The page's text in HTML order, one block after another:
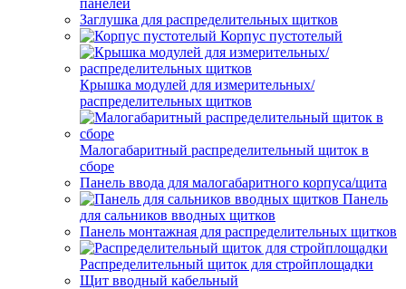
панелей
Заглушка для распределительных щитков
Корпус пустотелый
Крышка модулей для измерительных/
распределительных щитков
Малогабаритный распределительный щиток в
сборе
Панель ввода для малогабаритного корпуса/щита
Панель
для сальников вводных щитков
Панель монтажная для распределительных щитков
Распределительный щиток для стройплощадки
Щит вводный кабельный